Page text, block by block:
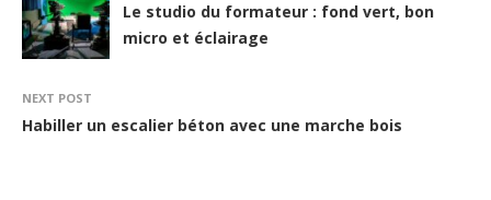
Le studio du formateur : fond vert, bon
micro et éclairage
NEXT POST
Habiller un escalier béton avec une marche bois